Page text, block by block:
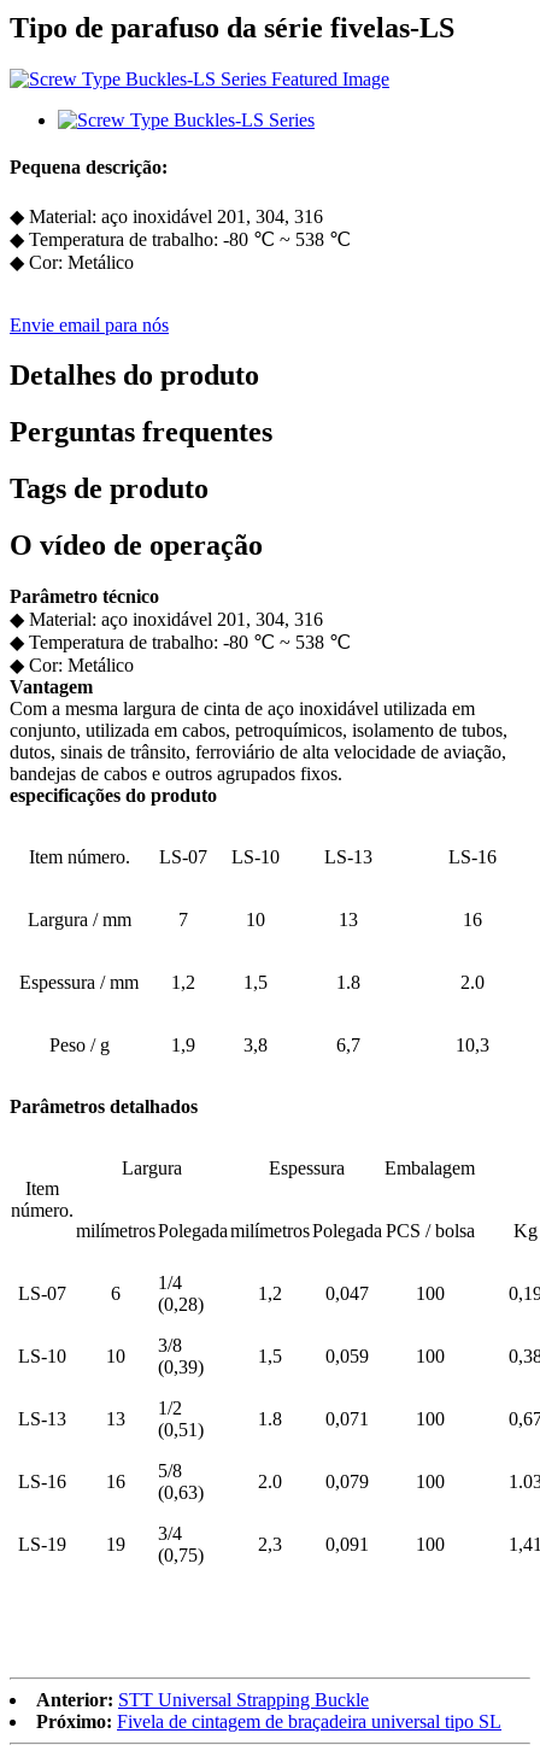
Tipo de parafuso da série fivelas-LS
Pequena descrição:
◆ Material: aço inoxidável 201, 304, 316
◆ Temperatura de trabalho: -80 ℃ ~ 538 ℃
◆ Cor: Metálico
Envie email para nós
Detalhes do produto
Perguntas frequentes
Tags de produto
O vídeo de operação
Parâmetro técnico
◆ Material: aço inoxidável 201, 304, 316
◆ Temperatura de trabalho: -80 ℃ ~ 538 ℃
◆ Cor: Metálico
Vantagem
Com a mesma largura de cinta de aço inoxidável utilizada em
conjunto, utilizada em cabos, petroquímicos, isolamento de tubos,
dutos, sinais de trânsito, ferroviário de alta velocidade de aviação,
bandejas de cabos e outros agrupados fixos.
especificações do produto
Item número. LS-07 LS-10 LS-13 LS-16
Largura / mm 7 10 13 16
Espessura / mm 1,2 1,5 1.8 2.0
Peso / g 1,9 3,8 6,7 10,3
Parâmetros detalhados
Item
número.
Largura Espessura Embalagem
milímetrosPolegadamilímetrosPolegada PCS / bolsa Kg
LS-07 6
1/4
(0,28)
1,2 0,047 100
LS-10 10
3/8
(0,39)
1,5 0,059 100
LS-13 13
1/2
(0,51)
1.8 0,071 100
LS-16 16
5/8
(0,63)
2.0 0,079 100
LS-19 19
3/4
(0,75)
2,3 0,091 100
Anterior: STT Universal Strapping Buckle
Próximo: Fivela de cintagem de braçadeira universal tipo SL